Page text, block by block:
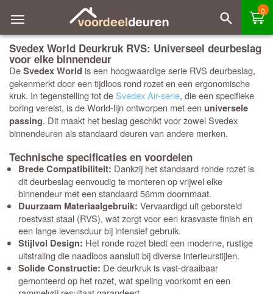
0
Svedex World Deurkruk RVS: Universeel deurbeslag
voor elke binnendeur
DeSvedex World is een hoogwaardige serie RVS deurbeslag,
gekenmerkt door een tijdloos rond rozet en een ergonomische
kruk. In tegenstelling tot deSvedex Air-serie, die een specifieke
boring vereist, is de World-lijn ontworpen met eenuniversele
passing. Dit maakt het beslag geschikt voor zowel Svedex
binnendeuren als standaard deuren van andere merken.
Technische specificaties en voordelen
Brede Compatibiliteit: Dankzij het standaard ronde rozet is
dit deurbeslag eenvoudig te monteren op vrijwel elke
binnendeur met een standaard 56mm doornmaat.
Duurzaam Materiaalgebruik: Vervaardigd uit geborsteld
roestvast staal (RVS), wat zorgt voor een krasvaste finish en
een lange levensduur bij intensief gebruik.
Stijlvol Design: Het ronde rozet biedt een moderne, rustige
uitstraling die naadloos aansluit bij diverse interieurstijlen.
Solide Constructie: De deurkruk is vast-draaibaar
gemonteerd op het rozet, wat speling voorkomt en een